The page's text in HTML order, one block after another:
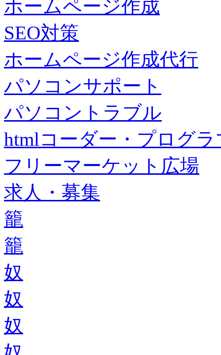
ホームページ作成
SEO対策
ホームページ作成代行
パソコンサポート
パソコントラブル
htmlコーダー・プログラ
フリーマーケット広場
求人・募集
籠
籠
奴
奴
奴